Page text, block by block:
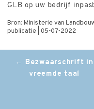
GLB op uw bedrijf
Bron: Ministerie van
publicatie | 05-07-2022
Post
navigation
← Bezwaarschrift in
vreemde taal